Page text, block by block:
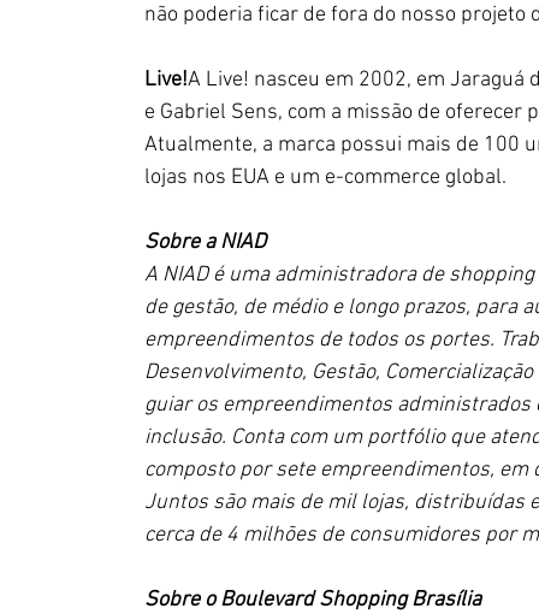
não poderia ficar de fora do nosso projeto
Live!A Live! nasceu em 2002, em Jaraguá
e Gabriel Sens, com a missão de
Atualmente, a marca possui mais de 100
lojas nos EUA e um e-commerce global.
Sobre a NIAD
A NIAD é uma administradora de
de gestão, de médio e longo prazos,
empreendimentos de todos os portes.
Desenvolvimento, Gestão,
guiar os empreendimentos
inclusão. Conta com um portfólio que
composto por sete empreendimentos, em
Juntos são mais de mil lojas, distribuídas
cerca de 4 milhões de consumidores por
Sobre o Boulevard Shopping Brasília